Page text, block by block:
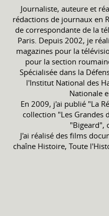
Journaliste, auteure et
rédactions de journaux en
de correspondante de la
Paris. Depuis 2002, je
magazines pour la
pour la section
Spécialisée dans la
l'Institut National des
Nationale
En 2009, j'ai publié "La
collection "Les Grandes
"Bigeard",
J'ai réalisé des films
chaîne Histoire, Toute